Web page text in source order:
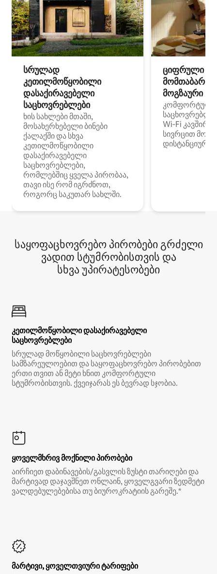
სრულად
კეთილმოწყობილი
დასაქირავებელი
საცხოვრებლები
ხის სახლები მთაში,
მოსახერხებელი ბინები
ქალაქში და სხვა
კეთილმოწყობილი
დასაქირავებელი
საცხოვრებლები,
რომლებშიც ყველა პირობაა,
თავი ისე რომ იგრძნოთ,
როგორც საკუთარ სახლში.
ციფრული
მოგზაური
კომფორტული
Wi‑Fi
სივრცით
დისტანციური
საყოფაცხოვრებო პირობები გრძელი
ვადით სტუმრობისთვის და
სხვა უპირატესობები
კეთილმოწყობილი დასაქირავებელი
საცხოვრებლები
სრულად მოწყობილი საცხოვრებლები
სამზარეულოებით და საყოფაცხოვრებო პირობებით
ერთი თვით ან მეტი ხნით კომფორტული
სტუმრობისთვის. ქვეიჯარას ეს ბევრად სჯობია.
ყოველმხრივ მოქნილი პირობები
აირჩიეთ დაბინავების/გასვლის ზუსტი თარიღები და
მარტივად დაჯავშნეთ ონლაინ, ყოველგვარი ზედმეტი
ვალდებულებებისა თუ ბიუროკრატიის გარეშე.*
მარტივი, ყოველთვიური ტარიფები